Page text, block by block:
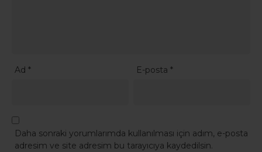
Ad * E-posta*
Daha sonraki yorumlarımda kullanılması için adım, e-posta
adresim ve site adresim bu tarayıcıya kaydedilsin.